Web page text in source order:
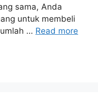
sama, Anda
untuk membeli
… Read more